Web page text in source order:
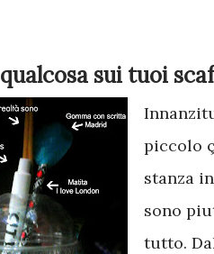
qualcosa sui tuoi
piccolo
stanza
sono
tutto.